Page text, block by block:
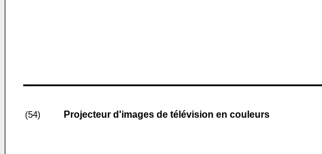
(54) Projecteur d'images de télévision en couleurs